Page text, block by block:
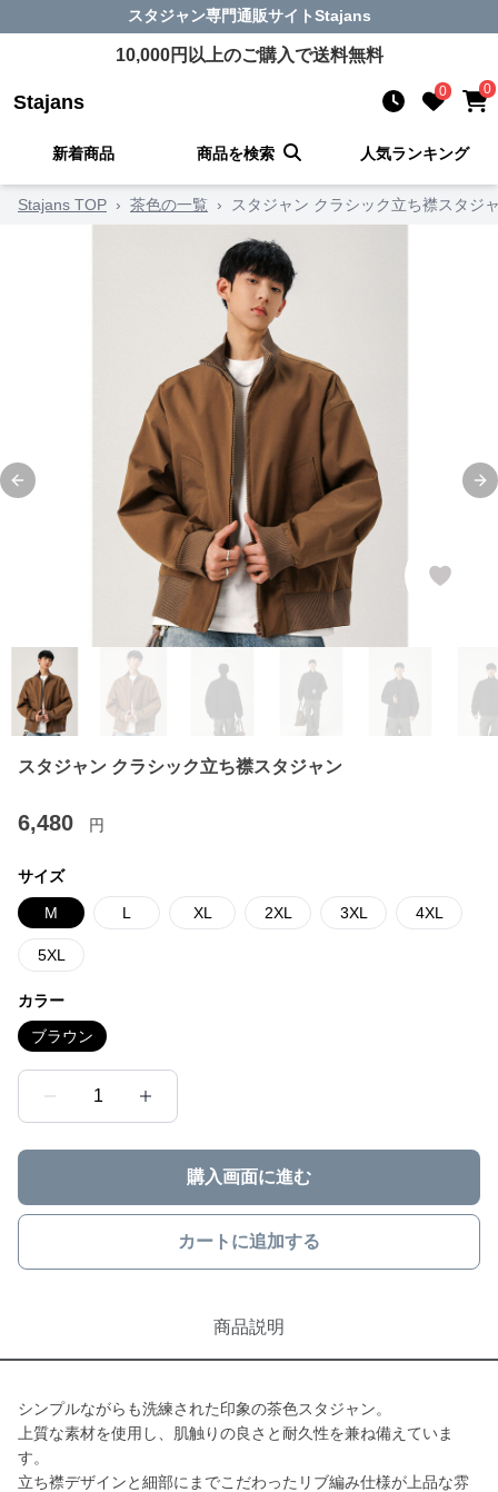
スタジャン専門通販サイトStajans
10,000円以上のご購入で送料無料
Stajans 0 0
新着商品 商品を検索 人気ランキング
Stajans TOP › 茶色の一覧 › スタジャン クラシック立ち襟スタジ
Previous slide
スタジャン クラシック立ち襟スタジャン
6,480 円
サイズ
M L XL 2XL 3XL 4XL
5XL
カラー
ブラウン
1
購入画面に進む
カートに追加する
商品説明
シンプルながらも洗練された印象の茶色スタジャン。
上質な素材を使用し、肌触りの良さと耐久性を兼ね備えていま
す。
立ち襟デザインと細部にまでこだわったリブ編み仕様が上品な雰